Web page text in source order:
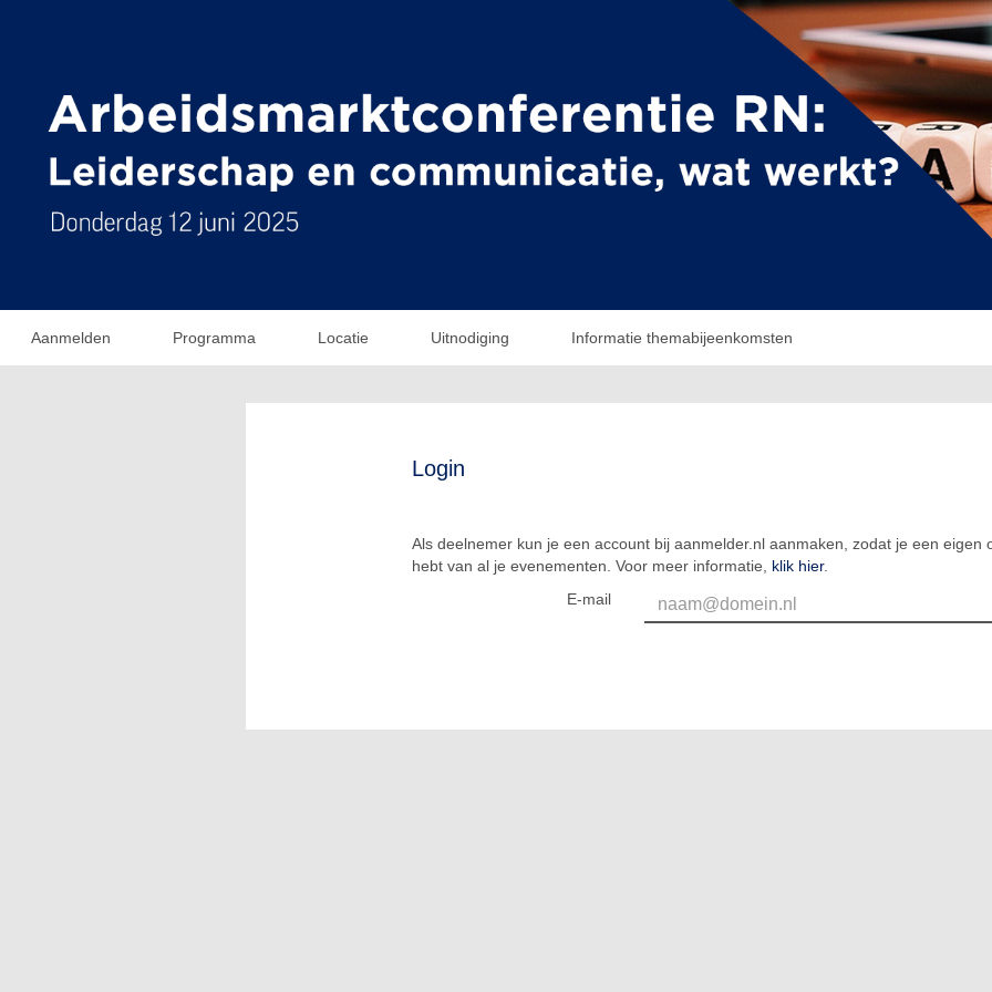
Aanmelden Programma Locatie Uitnodiging Informatie themabijeenkomsten
Login
Als deelnemer kun je een account bij aanmelder.nl aanmaken, zodat je een eigen
hebt van al je evenementen. Voor meer informatie, klik hier.
E-mail